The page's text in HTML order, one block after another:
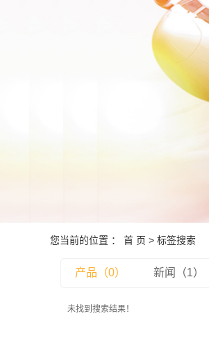
发
您当前的位置 ： 首 页 > 标签搜索
产品（0） 新闻（1）
未找到搜索结果！